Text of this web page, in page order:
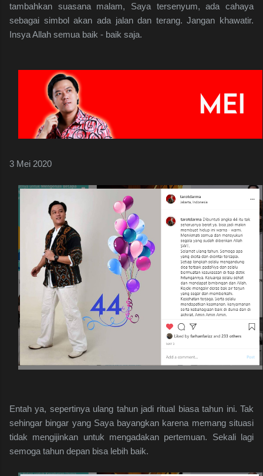
tambahkan suasana malam, Saya tersenyum, ada cahaya
sebagai simbol akan ada jalan dan terang. Jangan khawatir.
Insya Allah semua baik - baik saja.
3 Mei 2020
Entah ya, sepertinya ulang tahun jadi ritual biasa tahun ini. Tak
sehingar bingar yang Saya bayangkan karena memang situasi
tidak mengijinkan untuk mengadakan pertemuan. Sekali lagi
semoga tahun depan bisa lebih baik.